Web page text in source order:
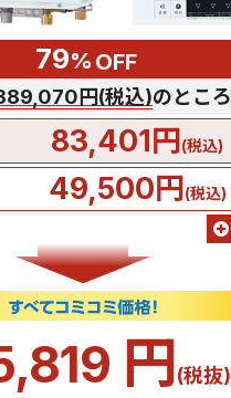
79% OFF
円(税込)のところ
83,401円(税込)
49,500円(税込)
円(税抜)